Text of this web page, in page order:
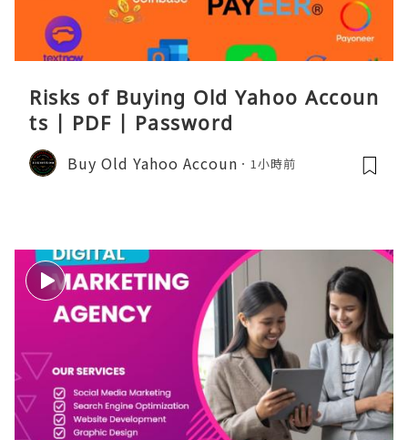
Risks of Buying Old Yahoo Accoun
ts | PDF | Password
Buy Old Yahoo Accoun 1小時前